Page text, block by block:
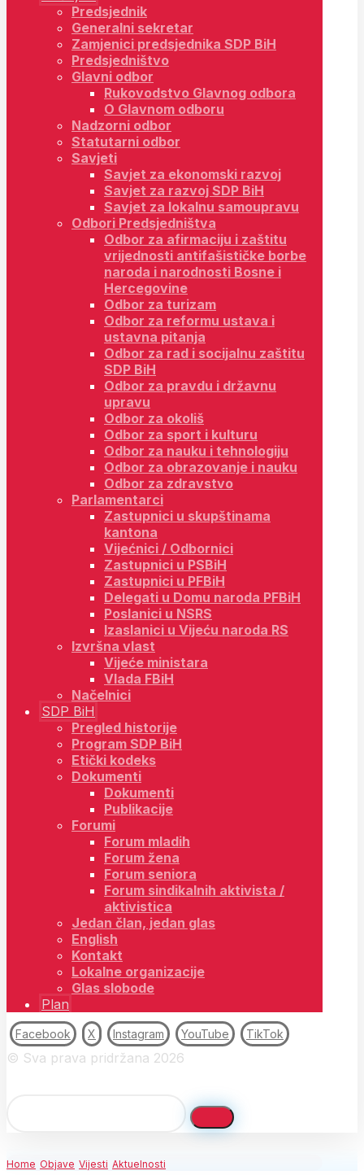
Predsjednik
Generalni sekretar
Zamjenici predsjednika SDP BiH
Predsjedništvo
Glavni odbor
Rukovodstvo Glavnog odbora
O Glavnom odboru
Nadzorni odbor
Statutarni odbor
Savjeti
Savjet za ekonomski razvoj
Savjet za razvoj SDP BiH
Savjet za lokalnu samoupravu
Odbori Predsjedništva
Odbor za afirmaciju i zaštitu
vrijednosti antifašističke borbe
naroda i narodnosti Bosne i
Hercegovine
Odbor za turizam
Odbor za reformu ustava i
ustavna pitanja
Odbor za rad i socijalnu zaštitu
SDP BiH
Odbor za pravdu i državnu
upravu
Odbor za okoliš
Odbor za sport i kulturu
Odbor za nauku i tehnologiju
Odbor za obrazovanje i nauku
Odbor za zdravstvo
Parlamentarci
Zastupnici u skupštinama
kantona
Vijećnici / Odbornici
Zastupnici u PSBiH
Zastupnici u PFBiH
Delegati u Domu naroda PFBiH
Poslanici u NSRS
Izaslanici u Vijeću naroda RS
Izvršna vlast
Vijeće ministara
Vlada FBiH
Načelnici
SDP BiH
Pregled historije
Program SDP BiH
Etički kodeks
Dokumenti
Dokumenti
Publikacije
Forumi
Forum mladih
Forum žena
Forum seniora
Forum sindikalnih aktivista /
aktivistica
Jedan član, jedan glas
English
Kontakt
Lokalne organizacije
Glas slobode
Plan
Facebook X Instagram YouTube TikTok
© Sva prava pridržana 2026
Home Objave Vijesti Aktuelnosti